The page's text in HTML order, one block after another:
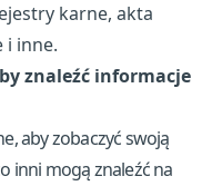
karne, akta
i inne.
znaleźć informacje
aby zobaczyć swoją
inni mogą znaleźć na